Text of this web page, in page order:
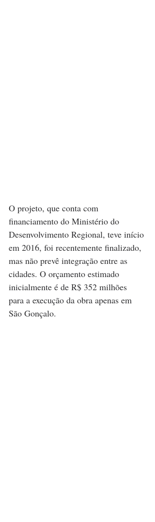
O projeto, que conta com
financiamento do Ministério do
Desenvolvimento Regional, teve início
em 2016, foi recentemente finalizado,
mas não prevê integração entre as
cidades. O orçamento estimado
inicialmente é de R$ 352 milhões
para a execução da obra apenas em
São Gonçalo.